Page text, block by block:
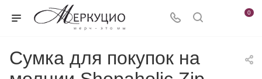
0
Сумка для покупок на